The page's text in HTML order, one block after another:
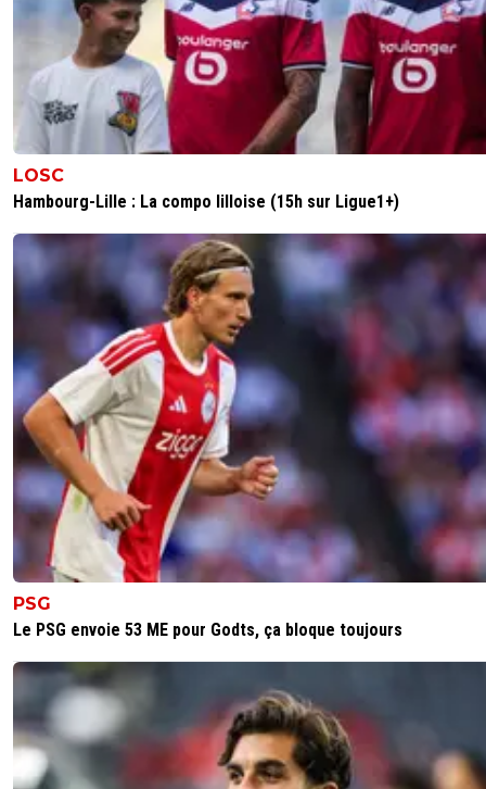
LOSC
Hambourg-Lille : La compo lilloise (15h sur Ligue1+)
PSG
Le PSG envoie 53 ME pour Godts, ça bloque toujours